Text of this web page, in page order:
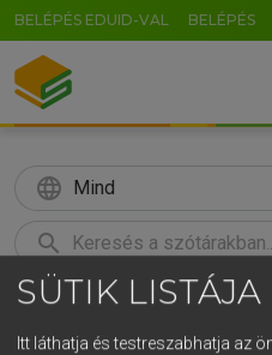
BELÉPÉS EDUID-VAL BELÉPÉS
language Mind
search
SÜTIK LISTÁJA
Itt láthatja és testreszabhatja az
GR